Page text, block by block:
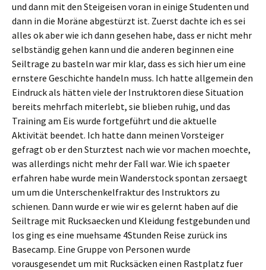
und dann mit den Steigeisen voran in einige Studenten und
dann in die Moräne abgestürzt ist. Zuerst dachte ich es sei
alles ok aber wie ich dann gesehen habe, dass er nicht mehr
selbständig gehen kann und die anderen beginnen eine
Seiltrage zu basteln war mir klar, dass es sich hier um eine
ernstere Geschichte handeln muss. Ich hatte allgemein den
Eindruck als hätten viele der Instruktoren diese Situation
bereits mehrfach miterlebt, sie blieben ruhig, und das
Training am Eis wurde fortgeführt und die aktuelle
Aktivität beendet. Ich hatte dann meinen Vorsteiger
gefragt ob er den Sturztest nach wie vor machen moechte,
was allerdings nicht mehr der Fall war. Wie ich spaeter
erfahren habe wurde mein Wanderstock spontan zersaegt
um um die Unterschenkelfraktur des Instruktors zu
schienen. Dann wurde er wie wir es gelernt haben auf die
Seiltrage mit Rucksaecken und Kleidung festgebunden und
los ging es eine muehsame 4Stunden Reise zurück ins
Basecamp. Eine Gruppe von Personen wurde
vorausgesendet um mit Rucksäcken einen Rastplatz fuer